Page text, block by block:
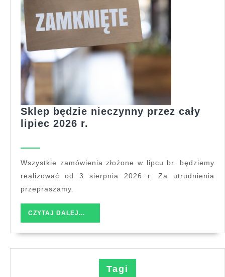
Sklep będzie nieczynny przez cały
lipiec 2026 r.
przez
cały
lipiec
Wszystkie zamówienia złożone w lipcu br. będziemy
realizować od 3 sierpnia 2026 r. Za utrudnienia
przepraszamy.
CZYTAJ DALEJ...
DALEJ...
Tagi